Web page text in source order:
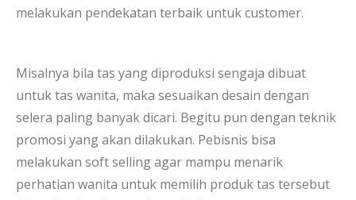
melakukan pendekatan terbaik untuk customer.
Misalnya bila tas yang diproduksi sengaja dibuat
untuk tas wanita, maka sesuaikan desain dengan
selera paling banyak dicari. Begitu pun dengan teknik
promosi yang akan dilakukan. Pebisnis bisa
melakukan soft selling agar mampu menarik
perhatian wanita untuk memilih produk tas tersebut